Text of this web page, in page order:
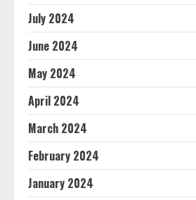
July 2024
June 2024
May 2024
April 2024
March 2024
February 2024
January 2024